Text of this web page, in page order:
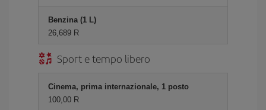
Benzina (1 L)
26,689 R
Sport e tempo libero
Cinema, prima internazionale, 1 posto
100,00 R